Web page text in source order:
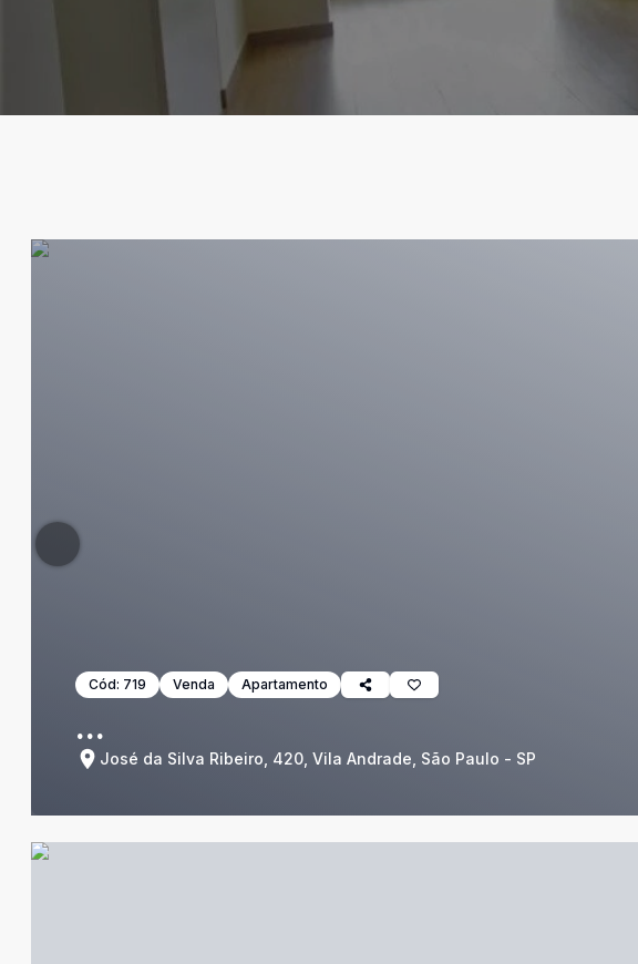
Cód: 719 Venda Apartamento
...
José da Silva Ribeiro, 420, Vila Andrade, São Paulo - SP